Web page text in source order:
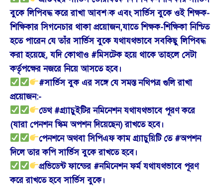
বুকে লিপিবদ্ধ করে রাখা আবশ্যক এবং সার্ভিস বুকে ওই শিক্ষক-
শিক্ষিকার সিগনেচার থাকা প্রয়োজন,যাতে শিক্ষক-শিক্ষিকা নিশ্চিত
হতে পারেন যে তাঁর সার্ভিস বুকে যথাযথভাবে সবকিছু লিপিবদ্ধ
করা হয়েছে, যদি কোথাও #মিসটেক হয়ে থাকে তাহলে সেটা
কর্তৃপক্ষের নজরে নিয়ে আসতে হবে।
#সার্ভিস বুক এর সঙ্গে যে সমস্ত নথিপত্র গুলি রাখা
প্রয়োজন:-
ডেথ #গ্র্যাচুইটির নমিনেশন যথাযথভাবে পূরণ করে
(যারা পেনশন স্কিম অপশন দিয়েছেন) রাখতে হবে।
পেনশনে অথবা সিপিএফ কাম গ্র্যাচুয়িটি তে #অপশন
দিলে তার কপি সার্ভিস বুকে রাখতে হবে।
প্রভিডেন্ট ফান্ডের #নমিনেশন ফর্ম যথাযথভাবে পূরণ
করে রাখতে হবে সার্ভিস বুকে।